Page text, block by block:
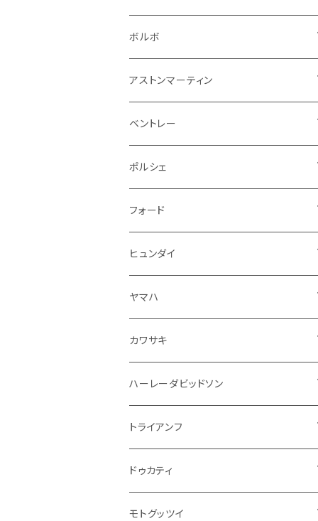
その他
シートベルト周り
ステアリング
ステアリングホイールカバー
修理ツール
運転席周り
アームレスト
ドア回り
ホーン
キーホルダー
収納用品
灰皿・ゴミ箱
インテリアパネル
ドリンクホルダー
携帯・スマホホルダー
ステッカー
ダッシュボード
リアワイパー
オーディオ系
その他
ケーブル系
排気系
ガスケット
通信系
吸気系
エアフィルター
外装系
収納系
アームレスト
シフトレバー
その他
冷却系
ラジエーター
キーホルダー
タイヤ回り
泥除け
ワイパー
その他
シフトノブ
運転席周り
ドア回り
アームレスト
ライト系
ウインカー
フロアマット
シフトノブ
ボルボ
フロアマット
トランクマット
アストンマーティン
フロアマット
ベントレー
フロアマット
外装
グリル
ポルシェ
フロアマット
その他
フォード
フロアマット
ダッシュボード
ドア回り
エンジン系
オイル系
その他
フロントガラス回り
ワイパー
リアガラス回り
ヒュンダイ
フロアマット
ヤマハ
電装系
ウインカー
モーター系
ミラー
ブレーキ系
クラッチブレーキレバー
駆動系
カワサキ
ミラー
ハンドル系
足回り
サスペンション
タンク系
ハーレーダビッドソン
ミラー
トライアンフ
ミラー
ドゥカティ
ミラー
モトグッツイ